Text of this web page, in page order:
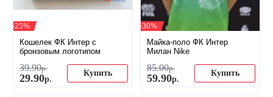
-25%
Кошелек ФК Интер с
бронзовым логотипом
39.90р.
29.90р.
Купить
-30%
Майка-поло ФК Интер
Милан Nike
85.00р.
59.90р.
Купить